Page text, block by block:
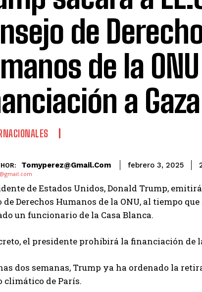
de
de la
a Gaza
Tomyperez@gmail.com febrero 3, 2025
de Estados Unidos, Donald Trump,
de Derechos Humanos de la ONU, al tiempo
un funcionario de la Casa Blanca.
el presidente prohibirá la financiación de
dos semanas, Trump ya ha ordenado la
climático de París.